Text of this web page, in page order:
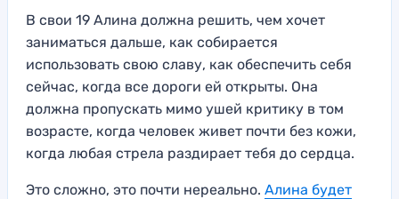
В свои 19 Алина должна решить, чем хочет
заниматься дальше, как собирается
использовать свою славу, как обеспечить себя
сейчас, когда все дороги ей открыты. Она
должна пропускать мимо ушей критику в том
возрасте, когда человек живет почти без кожи,
когда любая стрела раздирает тебя до сердца.
Это сложно, это почти нереально. Алина будет